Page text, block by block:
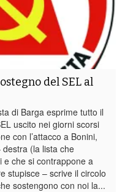
del SEL al
di Barga esprime tutto il
uscito nei giorni scorsi
con l’attacco a Bonini,
destra (la lista che
che si contrappone a
stupisce – scrive il circolo
sostengono con noi la...